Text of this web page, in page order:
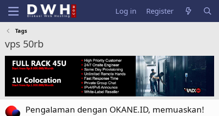
Log in Register
Tags
vps 50rb
Pengalaman dengan OKANE.ID, memuaskan!